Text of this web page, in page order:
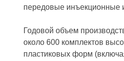
передовые
Годовой объем
около 600 комплектов
пластиковых форм